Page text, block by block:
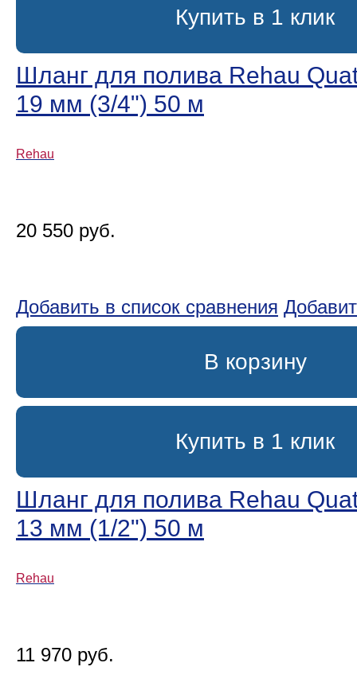
Купить в 1 клик
Шланг для полива Rehau
19 мм (3/4ʺ) 50 м
Rehau
20 550 руб.
Добавить в список сравнения
В корзину
Купить в 1 клик
Шланг для полива Rehau
13 мм (1/2ʺ) 50 м
Rehau
11 970 руб.